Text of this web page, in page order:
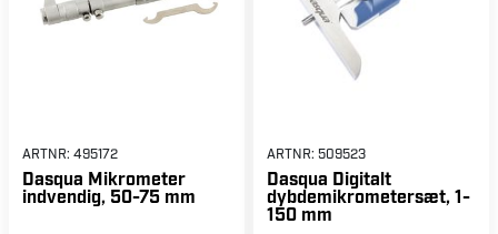
ARTNR: 495172
Dasqua Mikrometer
indvendig, 50-75 mm
ARTNR: 509523
Dasqua Digitalt
dybdemikrometersæt, 1-
150 mm